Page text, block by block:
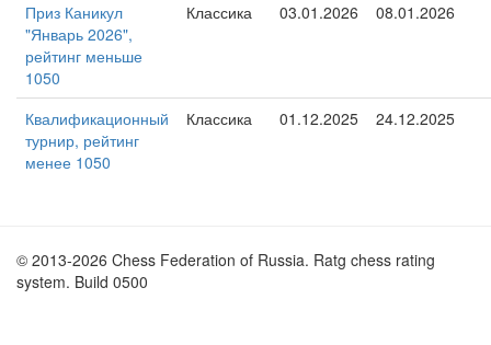
Приз Каникул
"Январь 2026",
рейтинг меньше
1050
Классика 03.01.2026 08.01.2026
Квалификационный
турнир, рейтинг
менее 1050
Классика 01.12.2025 24.12.2025
© 2013-2026 Chess Federation of Russia. Ratg chess rating
system. Build 0500